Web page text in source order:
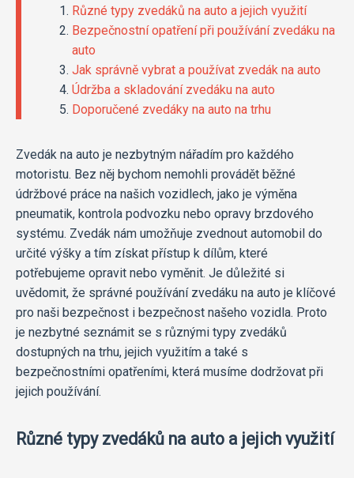
Různé typy zvedáků na auto a jejich využití
Bezpečnostní opatření při používání zvedáku na
auto
Jak správně vybrat a používat zvedák na auto
Údržba a skladování zvedáku na auto
Doporučené zvedáky na auto na trhu
Zvedák na auto je nezbytným nářadím pro každého
motoristu. Bez něj bychom nemohli provádět běžné
údržbové práce na našich vozidlech, jako je výměna
pneumatik, kontrola podvozku nebo opravy brzdového
systému. Zvedák nám umožňuje zvednout automobil do
určité výšky a tím získat přístup k dílům, které
potřebujeme opravit nebo vyměnit. Je důležité si
uvědomit, že správné používání zvedáku na auto je klíčové
pro naši bezpečnost i bezpečnost našeho vozidla. Proto
je nezbytné seznámit se s různými typy zvedáků
dostupných na trhu, jejich využitím a také s
bezpečnostními opatřeními, která musíme dodržovat při
jejich používání.
Různé typy zvedáků na auto a jejich využití